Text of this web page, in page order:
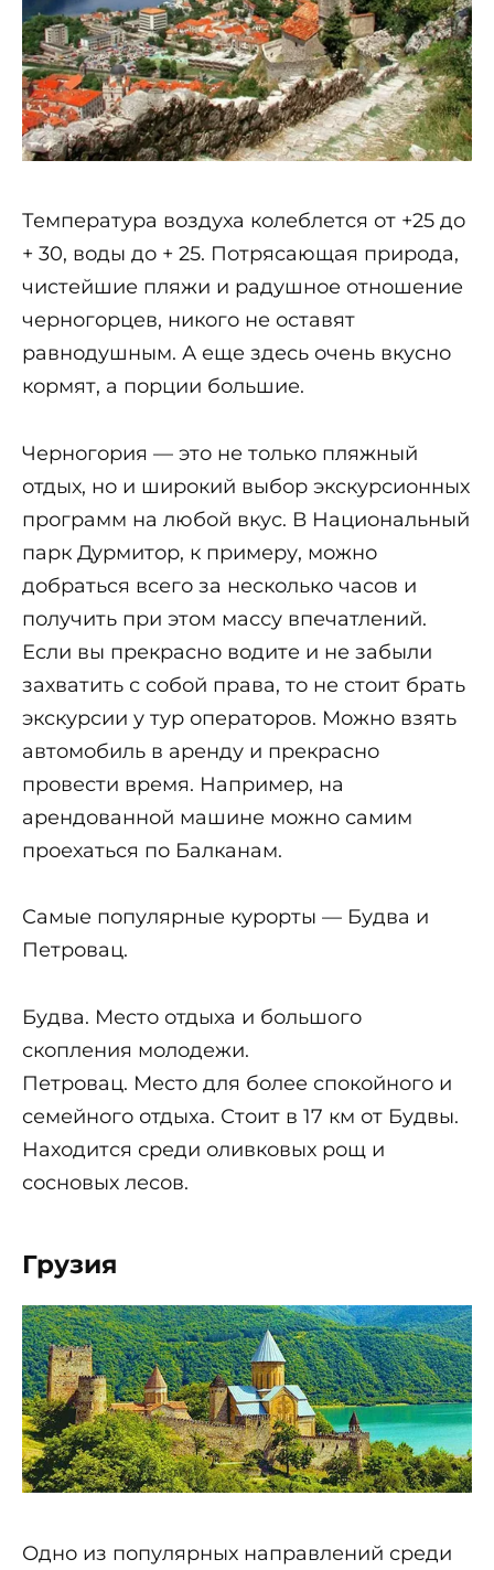
Температура воздуха колеблется от +25 до
+ 30, воды до + 25. Потрясающая природа,
чистейшие пляжи и радушное отношение
черногорцев, никого не оставят
равнодушным. А еще здесь очень вкусно
кормят, а порции большие.
Черногория — это не только пляжный
отдых, но и широкий выбор экскурсионных
программ на любой вкус. В Национальный
парк Дурмитор, к примеру, можно
добраться всего за несколько часов и
получить при этом массу впечатлений.
Если вы прекрасно водите и не забыли
захватить с собой права, то не стоит брать
экскурсии у тур операторов. Можно взять
автомобиль в аренду и прекрасно
провести время. Например, на
арендованной машине можно самим
проехаться по Балканам.
Самые популярные курорты — Будва и
Петровац.
Будва. Место отдыха и большого
скопления молодежи.
Петровац. Место для более спокойного и
семейного отдыха. Стоит в 17 км от Будвы.
Находится среди оливковых рощ и
сосновых лесов.
Грузия
Одно из популярных направлений среди